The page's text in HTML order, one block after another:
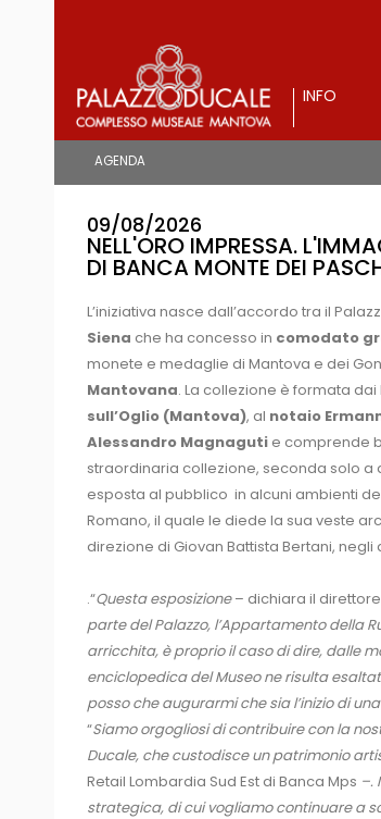
INFO
AGENDA
09/08/2026
NELL'ORO IMPRESSA.
DI BANCA MONTE DEI
L’iniziativa nasce dall’accordo tra il
Siena che ha concesso in comodato
monete e medaglie di Mantova e dei
Mantovana. La collezione è formata
sull’Oglio (Mantova), al notaio
Alessandro Magnagutie comprende
straordinaria collezione, seconda solo a
esposta al pubblico in alcuni ambienti
Romano, il quale le diede la sua veste
direzione di Giovan Battista Bertani, negli
.“Questa esposizione– dichiara il
parte del Palazzo, l’Appartamento della
arricchita, è proprio il caso di dire, dalle
enciclopedica del Museo ne risulta
posso che augurarmi che sia l’inizio di
“Siamo orgogliosi di contribuire con la
Ducale, che custodisce un patrimonio
Retail Lombardia Sud Est di Banca Mps –.
strategica, di cui vogliamo continuare a